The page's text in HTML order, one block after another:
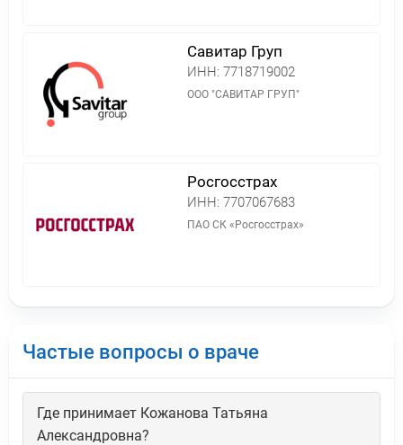
Савитар Груп
ИНН: 7718719002
ООО "САВИТАР ГРУП"
Росгосстрах
ИНН: 7707067683
ПАО СК «Росгосстрах»
Частые вопросы о враче
Где принимает Кожанова Татьяна
Александровна?